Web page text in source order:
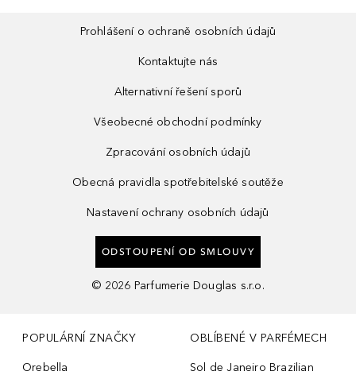
Prohlášení o ochraně osobních údajů
Kontaktujte nás
Alternativní řešení sporů
Všeobecné obchodní podmínky
Zpracování osobních údajů
Obecná pravidla spotřebitelské soutěže
Nastavení ochrany osobních údajů
ODSTOUPENÍ OD SMLOUVY
© 2026 Parfumerie Douglas s.r.o.
POPULÁRNÍ ZNAČKY
Orebella
OBLÍBENÉ V PARFÉMECH
Sol de Janeiro Brazilian